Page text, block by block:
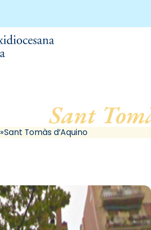
Sant
Sant Tomàs d’Aquino